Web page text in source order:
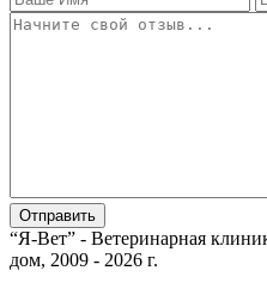
“Я-Вет” - Ветеринарная
дом, 2009 - 2026 г.